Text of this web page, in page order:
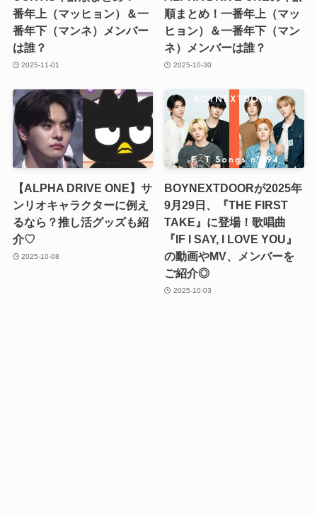
番年上（マッヒョン）＆一
番年下（マンネ）メンバー
は誰？
2025-11-01
順まとめ！一番年上（マッ
ヒョン）＆一番年下（マン
ネ）メンバーは誰？
2025-10-30
【ALPHA DRIVE ONE】サ
ンリオキャラクターに例え
るなら？推し活グッズも紹
介♡
2025-10-08
BOYNEXTDOORが2025年
9月29日、『THE FIRST
TAKE』に登場！歌唱曲
『IF I SAY, I LOVE YOU』
の動画やMV、メンバーを
ご紹介◎
2025-10-03